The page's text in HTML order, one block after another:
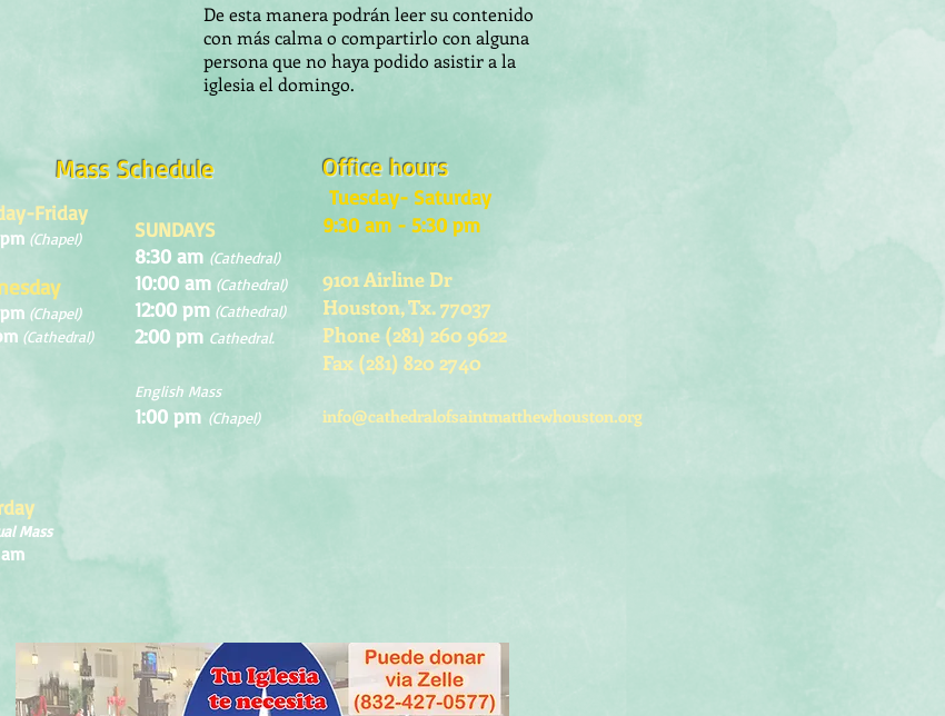
De esta manera podrán leer su contenido
con más calma o compartirlo con alguna
persona que no haya podido asistir a la
iglesia el domingo.
Mass Schedule
Friday
(Chapel)
(Chapel)
(Cathedral)
SUNDAYS
8:30 am (Cathedral)
10:00 am (Cathedral)
12:00 pm (Cathedral)
2:00 pm Cathedral.
English Mass
1:00 pm (Chapel)
Office hours
Tuesday- Saturday
9:30 am - 5:30 pm
9101 Airline Dr
Houston, Tx. 77037
Phone (281) 260 9622
Fax (281) 820 2740
info@cathedralofsaintmatthewhouston.org
Mass